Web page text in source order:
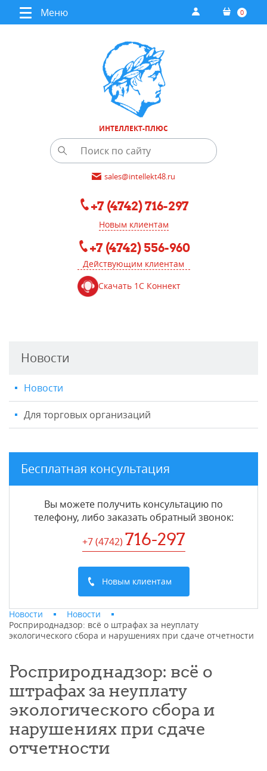
Меню 0
ИНТЕЛЛЕКТ-ПЛЮС
sales@intellekt48.ru
+7 (4742) 716-297
Новым клиентам
+7 (4742) 556-960
Действующим клиентам
Скачать 1С Коннект
Новости
Новости
Для торговых организаций
Бесплатная консультация
Вы можете получить консультацию по
телефону, либо заказать обратный звонок:
+7 (4742) 716-297
Новым клиентам
Новости
Новости
Росприроднадзор: всё о штрафах за неуплату
экологического сбора и нарушениях при сдаче отчетности
Росприроднадзор: всё о
штрафах за неуплату
экологического сбора и
нарушениях при сдаче
отчетности